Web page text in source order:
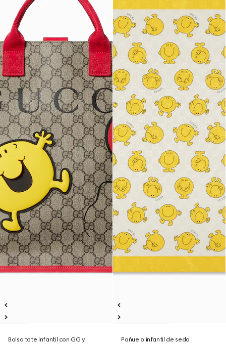
Bolso tote infantil con GG y Pañuelo infantil de seda